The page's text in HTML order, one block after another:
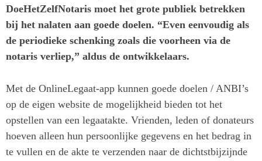
DoeHetZelfNotaris moet het grote publiek betrekken
bij het nalaten aan goede doelen. “Even eenvoudig als
de periodieke schenking zoals die voorheen via de
notaris verliep,” aldus de ontwikkelaars.
Met de OnlineLegaat-app kunnen goede doelen / ANBI’s
op de eigen website de mogelijkheid bieden tot het
opstellen van een legaatakte. Vrienden, leden of donateurs
hoeven alleen hun persoonlijke gegevens en het bedrag in
te vullen en de akte te verzenden naar de dichtstbijzijnde